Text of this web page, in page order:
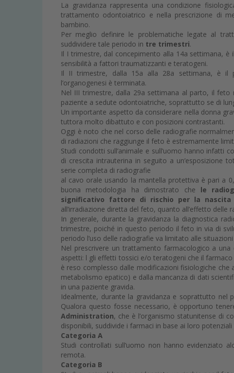
La gravidanza rappresenta una condizione
trattamento odontoiatrico e nella prescrizione di
bambino.
Per meglio definire le problematiche legate al
suddividere tale periodo in tre trimestri.
Il I trimestre, dal concepimento alla 14a settimana,
sensibilità a fattori traumatizzanti e teratogeni.
Il II trimestre, dalla 15a alla 28a settimana, è il
l’organogenesi è terminata.
Nel III trimestre, dalla 29a settimana al parto, il
paziente a sedute odontoiatriche, soprattutto se di
Un importante aspetto da considerare nella donna
tuttora molto dibattuto e con posizioni contrastanti.
Oggi è noto che nel corso delle radiografie
di radiazioni che raggiunge il feto è estremamente
Studi condotti sull’animale e sull’uomo hanno infatti
di crescita intrauterina in seguito a un’esposizione
serie completa di radiografie
al cavo orale usando la mantella protettiva è pari a
buona metodologia ha dimostrato che le
significativo fattore di rischio per la nascita
all’irradiazione diretta del feto, quanto all’effetto delle
In generale, durante la gravidanza la diagnostica
trimestre, poiché in questo periodo il feto in via di
periodo l’uso delle radiografie va limitato alle
Nel prescrivere un trattamento farmacologico a
aspetti: l gli effetti tossici e/o teratogeni che il
è reso complesso dalle modificazioni fisiologiche
metabolismo epatico) e dalla mancanza di dati
in una paziente gravida.
Idealmente, durante la gravidanza e soprattutto nel
Qualora questo fosse necessario, è opportuno
Administration, che è l’organismo statunitense di
disponibili, suddivide i farmaci in base ai loro
Categoria A
Studi controllati sull’uomo non hanno evidenziato
remota.
Categoria B